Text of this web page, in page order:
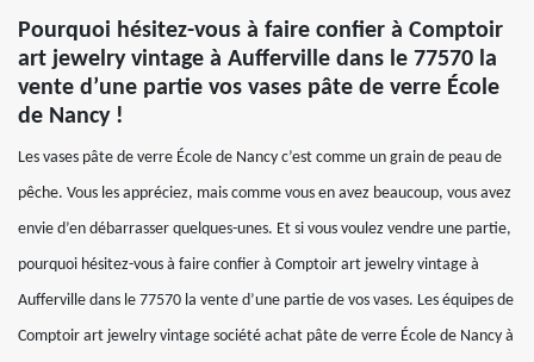
Pourquoi hésitez-vous à faire confier à Comptoir
art jewelry vintage à Aufferville dans le 77570 la
vente d’une partie vos vases pâte de verre École
de Nancy !
Les vases pâte de verre École de Nancy c’est comme un grain de peau de
pêche. Vous les appréciez, mais comme vous en avez beaucoup, vous avez
envie d’en débarrasser quelques-unes. Et si vous voulez vendre une partie,
pourquoi hésitez-vous à faire confier à Comptoir art jewelry vintage à
Aufferville dans le 77570 la vente d’une partie de vos vases. Les équipes de
Comptoir art jewelry vintage société achat pâte de verre École de Nancy à